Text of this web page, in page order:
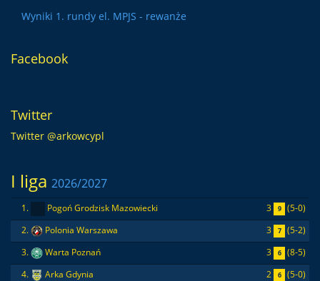
Wyniki 1. rundy el. MPJS - rewanże
Facebook
Twitter
Twitter @arkowcypl
I liga 2026/2027
1. Pogoń Grodzisk Mazowiecki 3 9
(5-0)
2.
Polonia Warszawa 3 7
(5-2)
3.
Warta Poznań 3 6
(8-5)
4.
Arka Gdynia 2 6
(5-0)